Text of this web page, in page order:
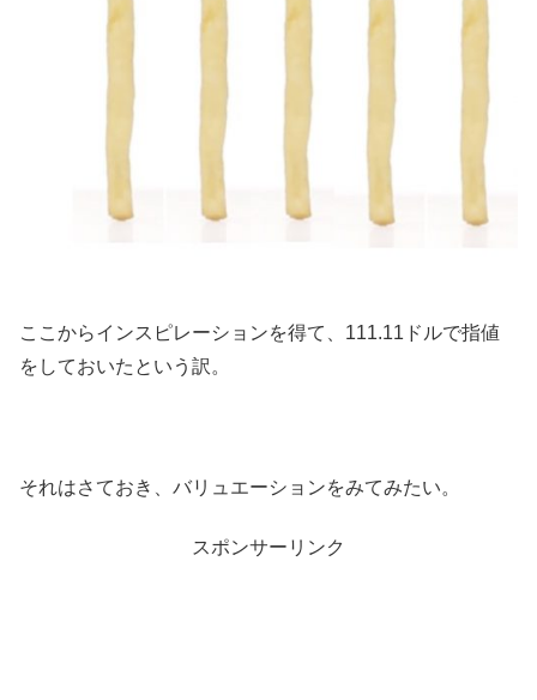
ここからインスピレーションを得て、111.11ドルで指値
をしておいたという訳。
それはさておき、バリュエーションをみてみたい。
スポンサーリンク